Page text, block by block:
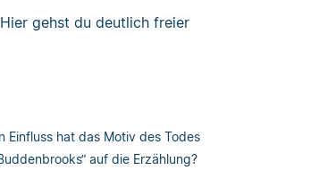
gehst du deutlich freier
Einfluss hat das Motiv des Todes
auf die Erzählung?